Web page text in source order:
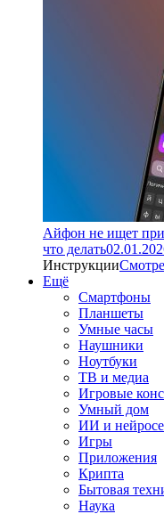
Айфон не ищет
что делать
Инструкции
Ещё
Смартфоны
Планшеты
Умные часы
Наушники
Ноутбуки
ТВ и медиа
Игровые
Умный дом
ИИ и
Игры
Приложения
Крипта
Бытовая
Наука